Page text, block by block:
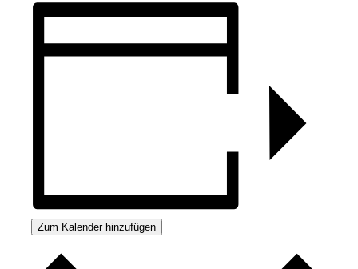
Zum Kalender hinzufügen